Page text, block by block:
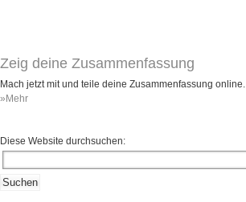
Zeig deine Zusammenfassung
Mach jetzt mit und teile deine Zusammenfassung online.
»Mehr
Diese Website durchsuchen: